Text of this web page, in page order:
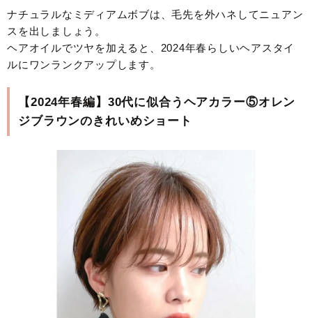
ナチュラルなミディアムボブは、毛先を外ハネしてニュアン
スを出しましょう。
ヘアオイルでツヤを加えると、2024年春らしいヘアスタイ
ルにワンランクアップします。
【2024年春編】30代に似合うヘアカラー⑤オレン
ジブラウンのきれいめショート